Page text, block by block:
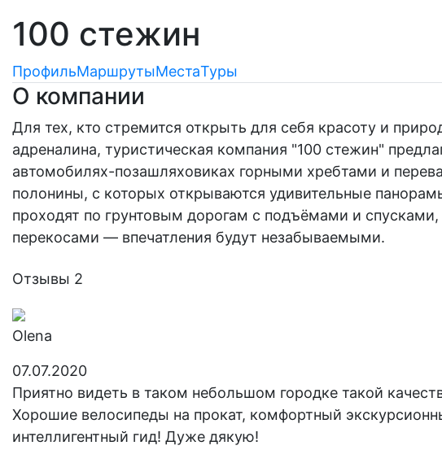
100 стежин
ПрофильМаршрутыМестаТуры
О компании
Для тех, кто стремится открыть для себя красоту и
адреналина, туристическая компания "100 стежин"
автомобилях-позашляховиках горными хребтами и
полонины, с которых открываются удивительные
проходят по грунтовым дорогам с подъёмами и
перекосами — впечатления будут незабываемыми.
Отзывы 2
Olena
07.07.2020
Приятно видеть в таком небольшом городке такой
Хорошие велосипеды на прокат, комфортный
интеллигентный гид! Дуже дякую!